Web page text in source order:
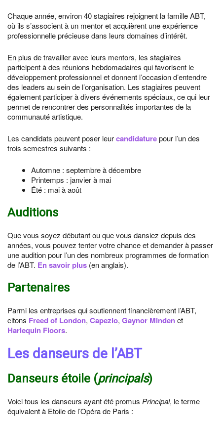
Chaque année, environ 40 stagiaires rejoignent la famille ABT,
où ils s’associent à un mentor et acquièrent une expérience
professionnelle précieuse dans leurs domaines d’intérêt.
En plus de travailler avec leurs mentors, les stagiaires
participent à des réunions hebdomadaires qui favorisent le
développement professionnel et donnent l’occasion d’entendre
des leaders au sein de l’organisation. Les stagiaires peuvent
également participer à divers événements spéciaux, ce qui leur
permet de rencontrer des personnalités importantes de la
communauté artistique.
Les candidats peuvent poser leurcandidaturepour l’un des
trois semestres suivants :
Automne : septembre à décembre
Printemps : janvier à mai
Été : mai à août
Auditions
Que vous soyez débutant ou que vous dansiez depuis des
années, vous pouvez tenter votre chance et demander à passer
une audition pour l’un des nombreux programmes de formation
de l’ABT. En savoir plus (en anglais).
Partenaires
Parmi les entreprises qui soutiennent financièrement l’ABT,
citons Freed of London, Capezio, Gaynor Mindenet
Harlequin Floors.
Les danseurs de l’ABT
Danseurs étoile (principals)
Voici tous les danseurs ayant été promus Principal, le terme
équivalent à Etoile de l’Opéra de Paris :